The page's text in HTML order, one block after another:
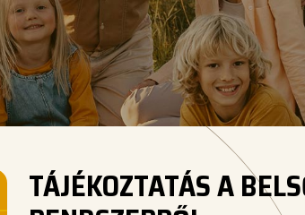
TÁJÉKOZTATÁS A